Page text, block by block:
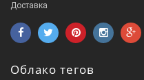
Доставка
Облако тегов